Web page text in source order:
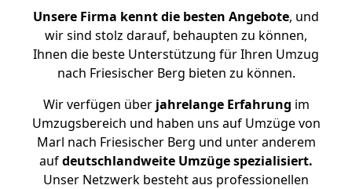
Unsere Firma kennt die besten Angebote, und
wir sind stolz darauf, behaupten zu können,
Ihnen die beste Unterstützung für Ihren Umzug
nach Friesischer Berg bieten zu können.
Wir verfügen überjahrelange Erfahrung im
Umzugsbereich und haben uns auf Umzüge von
Marl nach Friesischer Berg und unter anderem
aufdeutschlandweite Umzüge spezialisiert.
Unser Netzwerk besteht aus professionellen